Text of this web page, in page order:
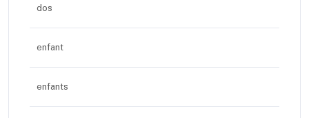
dos
enfant
enfants